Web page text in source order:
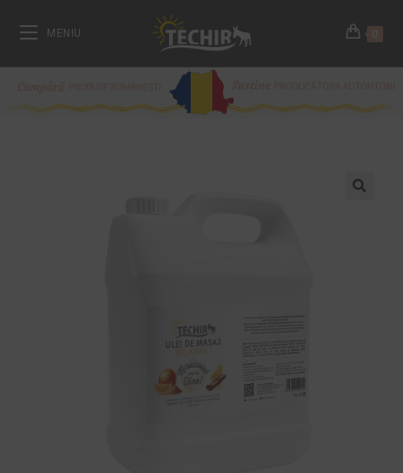
MENIU